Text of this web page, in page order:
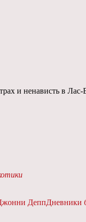
и ненависть в
ДеппДневники